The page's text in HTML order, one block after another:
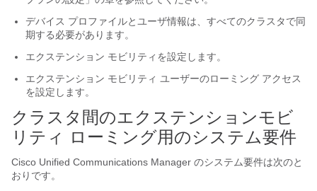
デバイス プロファイルとユーザ情報は、すべてのクラスタで同
期する必要があります。
エクステンション モビリティを設定します。
エクステンション モビリティ ユーザーのローミング アクセス
を設定します。
クラスタ間のエクステンションモビ
リティ ローミング用のシステム要件
Cisco Unified Communications Manager のシステム要件は次のと
おりです。